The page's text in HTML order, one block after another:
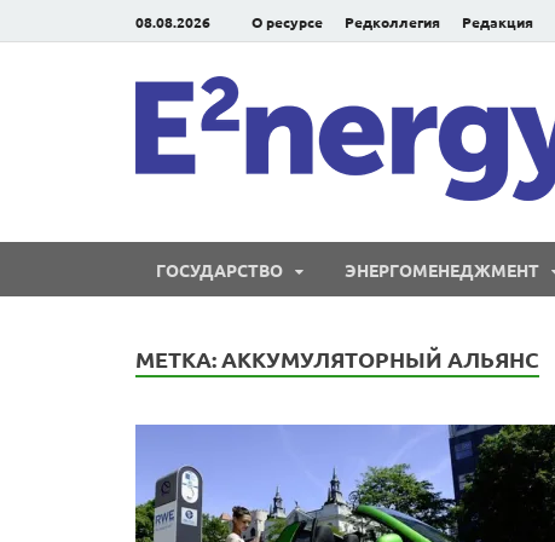
08.08.2026 О ресурсе Редколлегия Редакция
ГОСУДАРСТВО ЭНЕРГОМЕНЕДЖМЕНТ
МЕТКА:АККУМУЛЯТОРНЫЙ АЛЬЯНС